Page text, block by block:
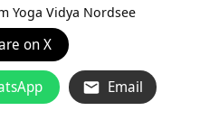
Yoga Vidya Nordsee
on X
Email